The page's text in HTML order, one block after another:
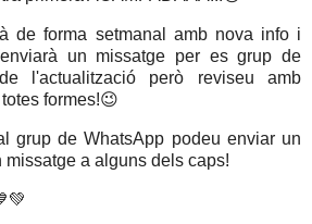
de forma setmanal amb nova info i
un missatge per es grup de
l'actualització però reviseu amb
formes!😉
grup de WhatsApp podeu enviar un
a alguns dels caps!